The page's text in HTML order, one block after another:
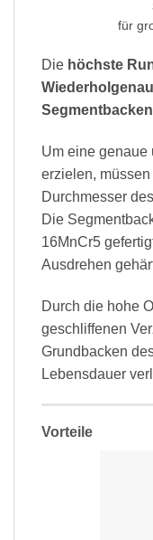
für
Die höchste
Um eine genaue
erzielen,
Durchmesser
Die
16MnCr5
Ausdrehen
Durch die hohe
geschliffenen
Grundbacken
Lebensdauer
Vorteile